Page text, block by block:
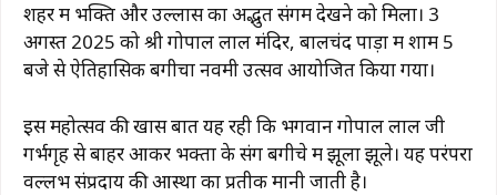
शहर में भक्ति और उल्लास का अद्भुत संगम देखने को मिला। 3
अगस्त 2025 को श्री गोपाल लाल मंदिर, बालचंद पाड़ा में शाम 5
बजे से ऐतिहासिक बगीचा नवमी उत्सव आयोजित किया गया।
इस महोत्सव की खास बात यह रही कि भगवान गोपाल लाल जी
गर्भगृह से बाहर आकर भक्तों के संग बगीचे में झूला झूले। यह परंपरा
वल्लभ संप्रदाय की आस्था का प्रतीक मानी जाती है।